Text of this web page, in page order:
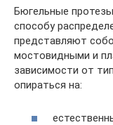
Бюгельные
способу
представляют
мостовидными и
зависимости от
опираться на: